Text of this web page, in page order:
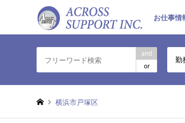
お仕事情
and
or
勤
横浜市戸塚区